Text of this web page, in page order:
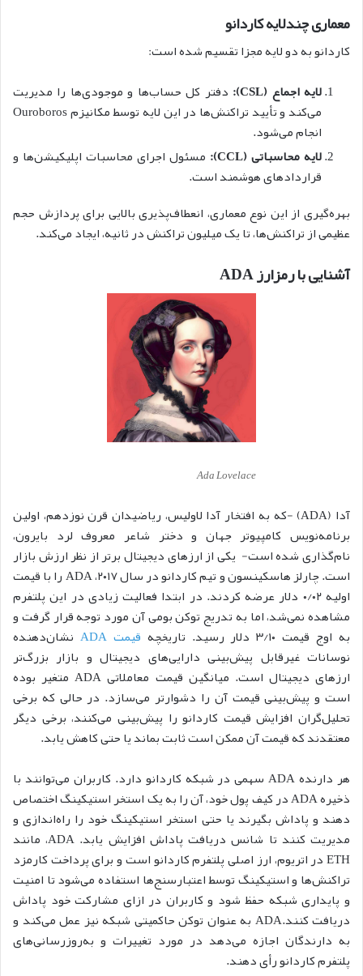
معماری چندلایه کاردانو
کاردانو به دو لایه مجزا تقسیم شده است:
لایه اجماع (CSL):
دفتر کل حساب‌ها و موجودی‌ها را مدیریت
می‌کند و تأیید تراکنش‌ها در این لایه توسط مکانیزم Ouroboros
انجام می‌شود.
لایه محاسباتی (CCL):
مسئول اجرای محاسبات اپلیکیشن‌ها و
قراردادهای هوشمند است.
بهره‌گیری از این نوع معماری، انعطاف‌پذیری بالایی برای پردازش حجم
عظیمی از تراکنش‌ها، تا یک میلیون تراکنش در ثانیه، ایجاد می‌کند.
آشنایی با رمزارز ADA
Ada Lovelace
آدا (ADA) -که به افتخار آدا لاولیس، ریاضیدان قرن نوزدهم، اولین
برنامه‌نویس کامپیوتر جهان و دختر شاعر معروف لرد بایرون،
نام‌گذاری شده است- یکی از ارزهای دیجیتال برتر از نظر ارزش بازار
است. چارلز هاسکینسون و تیم کاردانو در سال ۲۰۱۷، ADA را با قیمت
اولیه ۰/۰۲ دلار عرضه کردند. در ابتدا فعالیت زیادی در این پلتفرم
مشاهده نمی‌شد، اما به تدریج توکن بومی آن مورد توجه قرار گرفت و
به اوج قیمت ۳/۱۰ دلار رسید. تاریخچه
قیمت ADA
نشان‌دهنده
نوسانات غیرقابل پیش‌بینی دارایی‌های دیجیتال و بازار بزرگ‌تر
ارزهای دیجیتال است. میانگین قیمت معاملاتی ADA متغیر بوده
است و پیش‌بینی قیمت آن را دشوارتر می‌سازد. در حالی که برخی
تحلیل‌گران افزایش قیمت کاردانو را پیش‌بینی می‌کنند، برخی دیگر
معتقدند که قیمت آن ممکن است ثابت بماند یا حتی کاهش یابد.
هر دارنده ADA سهمی در شبکه کاردانو دارد. کاربران می‌توانند با
ذخیره ADA در کیف پول خود، آن را به یک استخر استیکینگ اختصاص
دهند و پاداش بگیرند یا حتی استخر استیکینگ خود را راه‌اندازی و
مدیریت کنند تا شانس دریافت پاداش افزایش یابد. ADA، مانند
ETH در اتریوم، ارز اصلی پلتفرم کاردانو است و برای پرداخت کارمزد
تراکنش‌ها و استیکینگ توسط اعتبارسنج‌ها استفاده می‌شود تا امنیت
و پایداری شبکه حفظ شود و کاربران در ازای مشارکت خود پاداش
دریافت کنند.ADA به عنوان توکن حاکمیتی شبکه نیز عمل می‌کند و
به دارندگان اجازه می‌دهد در مورد تغییرات و به‌روزرسانی‌های
پلتفرم کاردانو رأی دهند.